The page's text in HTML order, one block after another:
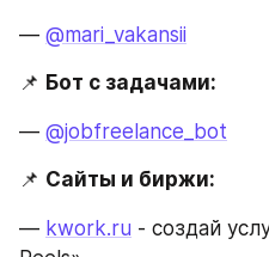
— @mari_vakansii
📌 Бот с задачами:
— @jobfreelance_bot
📌 Сайты и биржи:
— kwork.ru - создай